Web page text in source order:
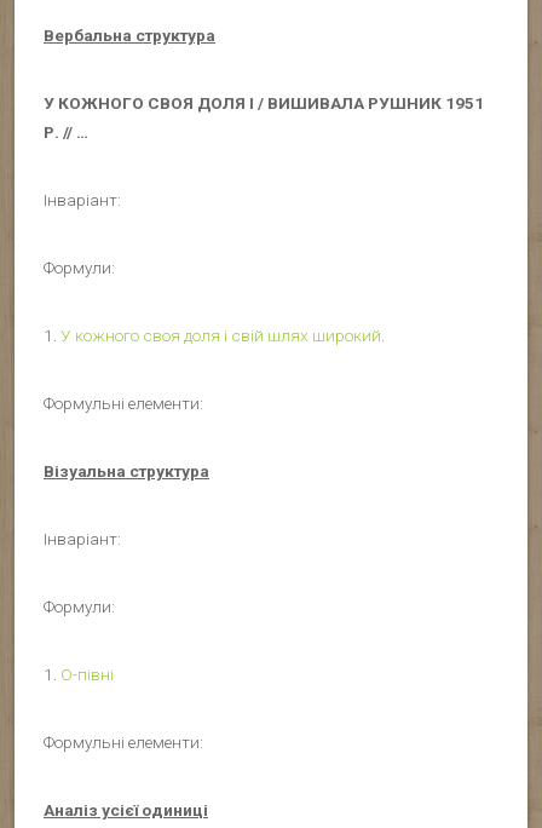
Вербальна структура
У КОЖНОГО СВОЯ ДОЛЯ І / ВИШИВАЛА РУШНИК 1951
Р. // …
Інваріант:
Формули:
1. У кожного своя доля і свій шлях широкий
Формульні елементи:
Візуальна структура
Інваріант:
Формули:
1. О-півні
Формульні елементи:
Аналіз усієї одиниці